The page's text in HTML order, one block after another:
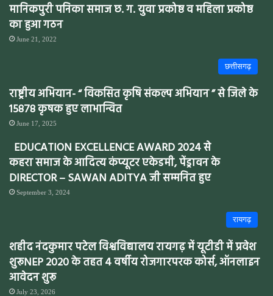
मानिकपुरी पनिका समाज छ. ग. युवा प्रकोष्ठ व महिला प्रकोष्ठ
का हुआ गठन
June 21, 2022
छत्तीसगढ़
राष्ट्रीय अभियान- “ विकसित कृषि संकल्प अभियान ” से जिले के
15878 कृषक हुए लाभान्वित
June 17, 2025
EDUCATION EXCELLENCE AWARD 2024 से
कहरा समाज के आदित्य कंप्यूटर एकेडमी, पेंड्रावन के
DIRECTOR – SAWAN ADITYA जी सम्मनित हुए
September 3, 2024
रायगढ़
शहीद नंदकुमार पटेल विश्वविद्यालय रायगढ़ में यूटीडी में प्रवेश
शुरूNEP 2020 के तहत 4 वर्षीय रोजगारपरक कोर्स, ऑनलाइन
आवेदन शुरू
July 23, 2026